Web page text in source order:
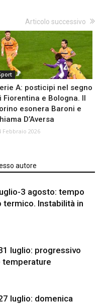
Articolo successivo
A: posticipi nel segno
Fiorentina e Bologna. Il
esonera Baroni e
D’Aversa
Febbraio 2026
autore
3 agosto: tempo
termico. Instabilità in
luglio: progressivo
temperature
luglio: domenica